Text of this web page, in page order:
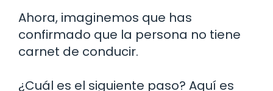
Ahora, imaginemos que has
confirmado que la persona no tiene
carnet de conducir.
¿Cuál es el siguiente paso? Aquí es